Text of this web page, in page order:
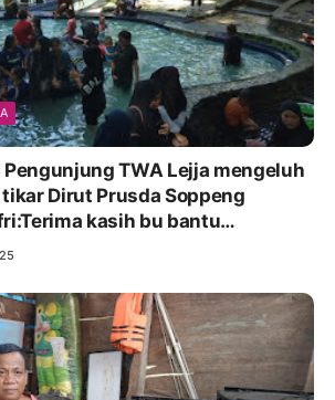
TWA Lejja mengeluh
Dirut Prusda Soppeng
kasih bu bantu